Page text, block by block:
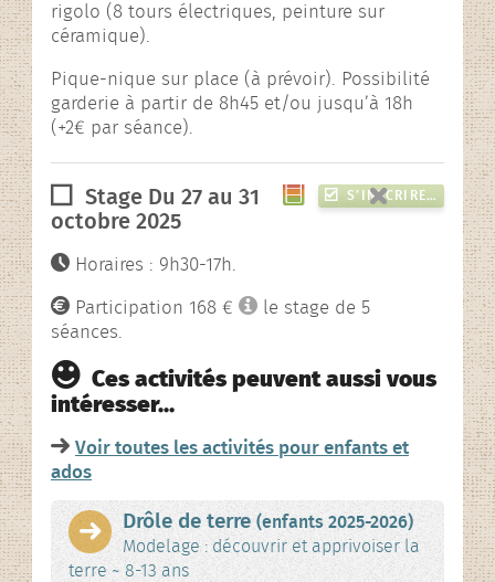
rigolo (8 tours électriques, peinture sur
céramique).
Pique-nique sur place (à prévoir). Possibilité
garderie à partir de 8h45 et/ou jusqu’à 18h
(+2€ par séance).
S’INSCRIRE…
Stage Du 27 au 31
octobre 2025
Horaires : 9h30-17h.
Participation 168 €
le stage de 5
séances.
Ces activités peuvent aussi vous
intéresser…
Voir toutes les activités pour enfants et
ados
Drôle de terre (enfants 2025-2026)
Modelage : découvrir et apprivoiser la
terre ~ 8-13 ans